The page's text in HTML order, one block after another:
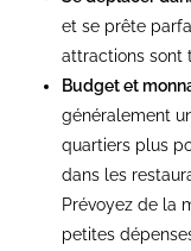
et se prête
attractions sont
Budget et
généralement
quartiers plus
dans les
Prévoyez de la
petites